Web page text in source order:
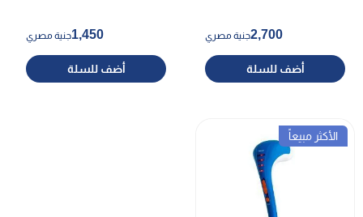
جنية مصري2,700
أضف للسلة
جنية مصري1,450
أضف للسلة
الأكثر مبيعاً